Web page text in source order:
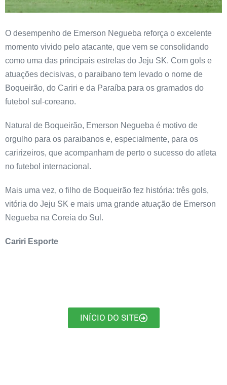
O desempenho de Emerson Negueba reforça o excelente
momento vivido pelo atacante, que vem se consolidando
como uma das principais estrelas do Jeju SK. Com gols e
atuações decisivas, o paraibano tem levado o nome de
Boqueirão, do Cariri e da Paraíba para os gramados do
futebol sul-coreano.
Natural de Boqueirão, Emerson Negueba é motivo de
orgulho para os paraibanos e, especialmente, para os
caririzeiros, que acompanham de perto o sucesso do atleta
no futebol internacional.
Mais uma vez, o filho de Boqueirão fez história: três gols,
vitória do Jeju SK e mais uma grande atuação de Emerson
Negueba na Coreia do Sul.
Cariri Esporte
INÍCIO DO SITE